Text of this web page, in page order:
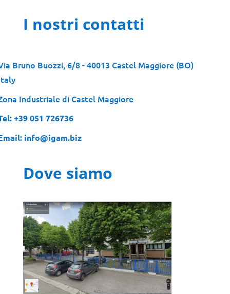
I nostri contatti
Bruno Buozzi, 6/8 - 40013 Castel Maggiore (BO)
Industriale di Castel Maggiore
+39 051 726736
info@igam.biz
Dove siamo